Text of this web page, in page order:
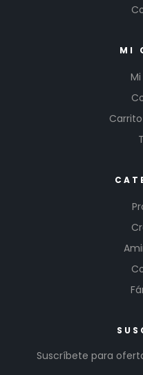
MI
Suscríbete para